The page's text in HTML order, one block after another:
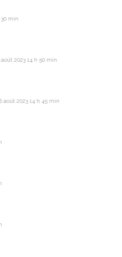
min
août 2023 14 h 50 min
août 2023 14 h 45 min